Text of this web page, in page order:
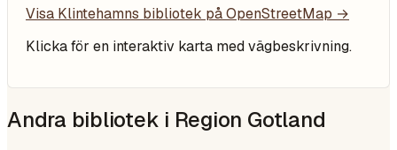
Visa Klintehamns bibliotek på OpenStreetMap →
Klicka för en interaktiv karta med vägbeskrivning.
Andra bibliotek i Region Gotland